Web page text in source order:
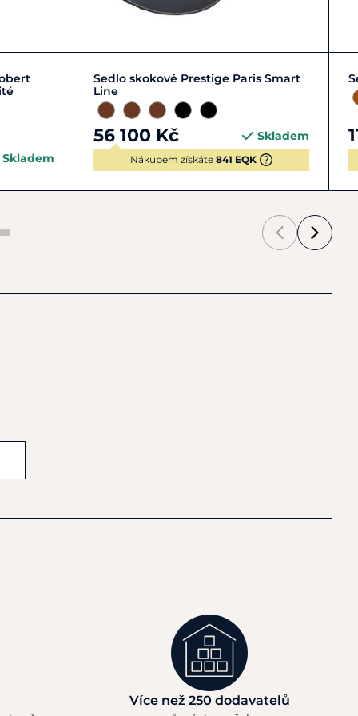
Skladem
17" 18"
Sedlo skokové Prestige Paris Smart
Line
56 100 Kč Skladem
Nákupem získáte 841 EQK
Více než 250 dodavatelů